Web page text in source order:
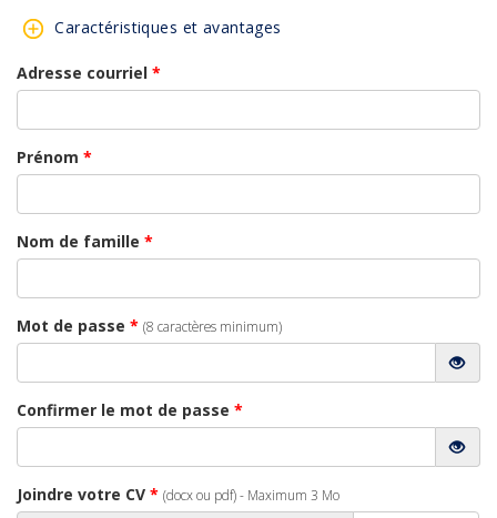
Caractéristiques et avantages
Adresse courriel *
Prénom *
Nom de famille *
Mot de passe * (8 caractères minimum)
Confirmer le mot de passe *
Joindre votre CV * (docx ou pdf) - Maximum 3 Mo